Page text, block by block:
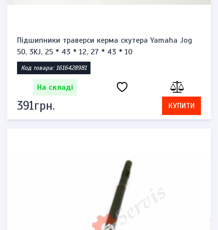
Підшипники траверси керма скутера Yamaha Jog
50, 3KJ, 25 * 43 * 12, 27 * 43 * 10
Код товара: 1616428981
На складі
391грн. КУПИТИ